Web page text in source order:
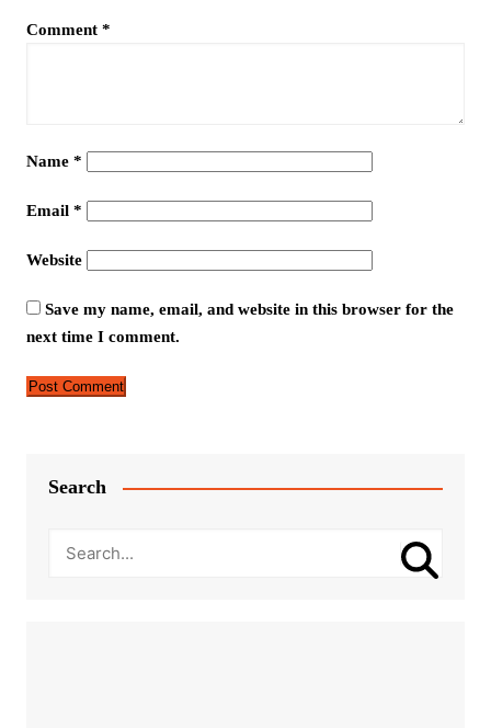
Comment *
Name *
Email *
Website
Save my name, email, and website in this browser for the
next time I comment.
Search